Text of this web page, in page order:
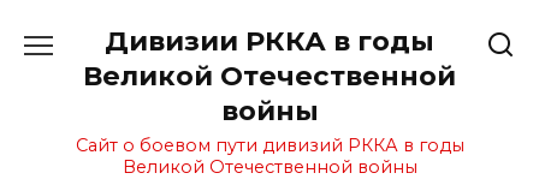
содержанию
Дивизии РККА в годы
Великой Отечественной
войны
Сайт о боевом пути дивизий РККА в годы
Великой Отечественной войны